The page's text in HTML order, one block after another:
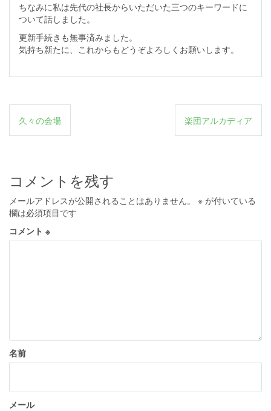
ちなみに私は先代の社長からいただいた三つのキーワードに
ついて話しました。
更新手続きも無事済みました。
気持ち新たに、これからもどうぞよろしくお願いします。
投
稿
ビ
ゲ
ー
シ
久々の会場 楽団アルカディア
コメントを残す
メールアドレスが公開されることはありません。 ※ が付いている
欄は必須項目です
コメント ※
名前
メール